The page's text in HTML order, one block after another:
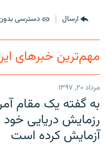
ارسال دسترسی
مهم‌ترین خبرهای
مرداد ۲۰, ۱۳۹۷
به گفته یک مقام
رزمایش دریایی
آزمایش کرده است